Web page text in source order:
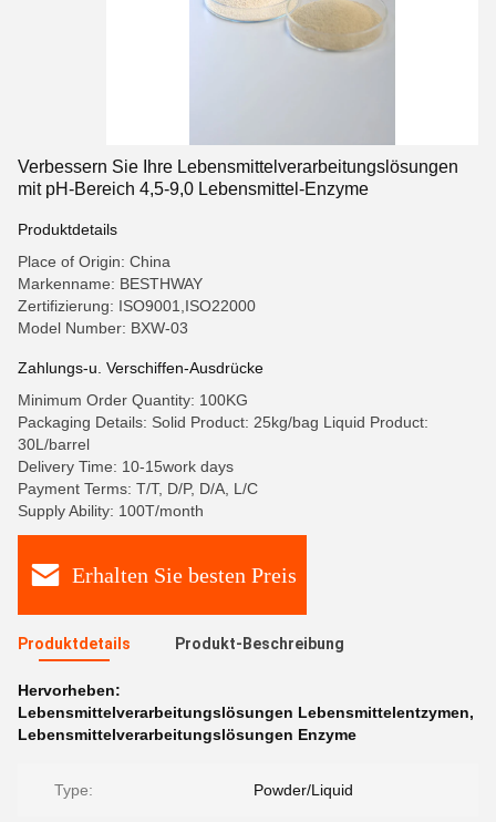
Verbessern Sie Ihre Lebensmittelverarbeitungslösungen
mit pH-Bereich 4,5-9,0 Lebensmittel-Enzyme
Produktdetails
Place of Origin: China
Markenname: BESTHWAY
Zertifizierung: ISO9001,ISO22000
Model Number: BXW-03
Zahlungs-u. Verschiffen-Ausdrücke
Minimum Order Quantity: 100KG
Packaging Details: Solid Product: 25kg/bag Liquid Product:
30L/barrel
Delivery Time: 10-15work days
Payment Terms: T/T, D/P, D/A, L/C
Supply Ability: 100T/month
Erhalten Sie besten Preis
Produktdetails Produkt-Beschreibung
Hervorheben:
Lebensmittelverarbeitungslösungen Lebensmittelentzymen,
Lebensmittelverarbeitungslösungen Enzyme
Type: Powder/Liquid